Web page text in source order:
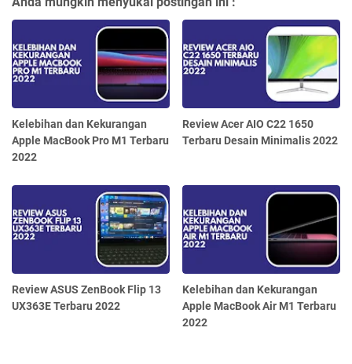
Kelebihan dan Kekurangan
Apple MacBook Pro M1 Terbaru
2022
Review Acer AIO C22 1650
Terbaru Desain Minimalis 2022
Review ASUS ZenBook Flip 13
UX363E Terbaru 2022
Kelebihan dan Kekurangan
Apple MacBook Air M1 Terbaru
2022